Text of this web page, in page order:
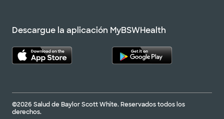
Descargue la aplicación MyBSWHealth
©2026 Salud de Baylor Scott White. Reservados todos los
derechos.